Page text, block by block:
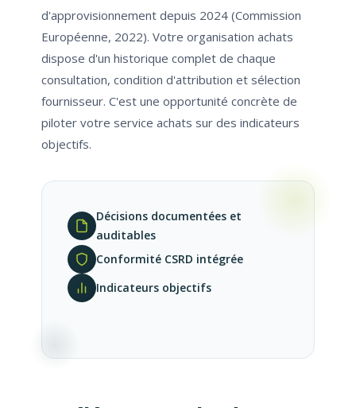
d'approvisionnement depuis 2024 (Commission
Européenne, 2022). Votre organisation achats
dispose d'un historique complet de chaque
consultation, condition d'attribution et sélection
fournisseur. C'est une opportunité concrète de
piloter votre service achats sur des indicateurs
objectifs.
Décisions documentées et
auditables
Conformité CSRD intégrée
Indicateurs objectifs